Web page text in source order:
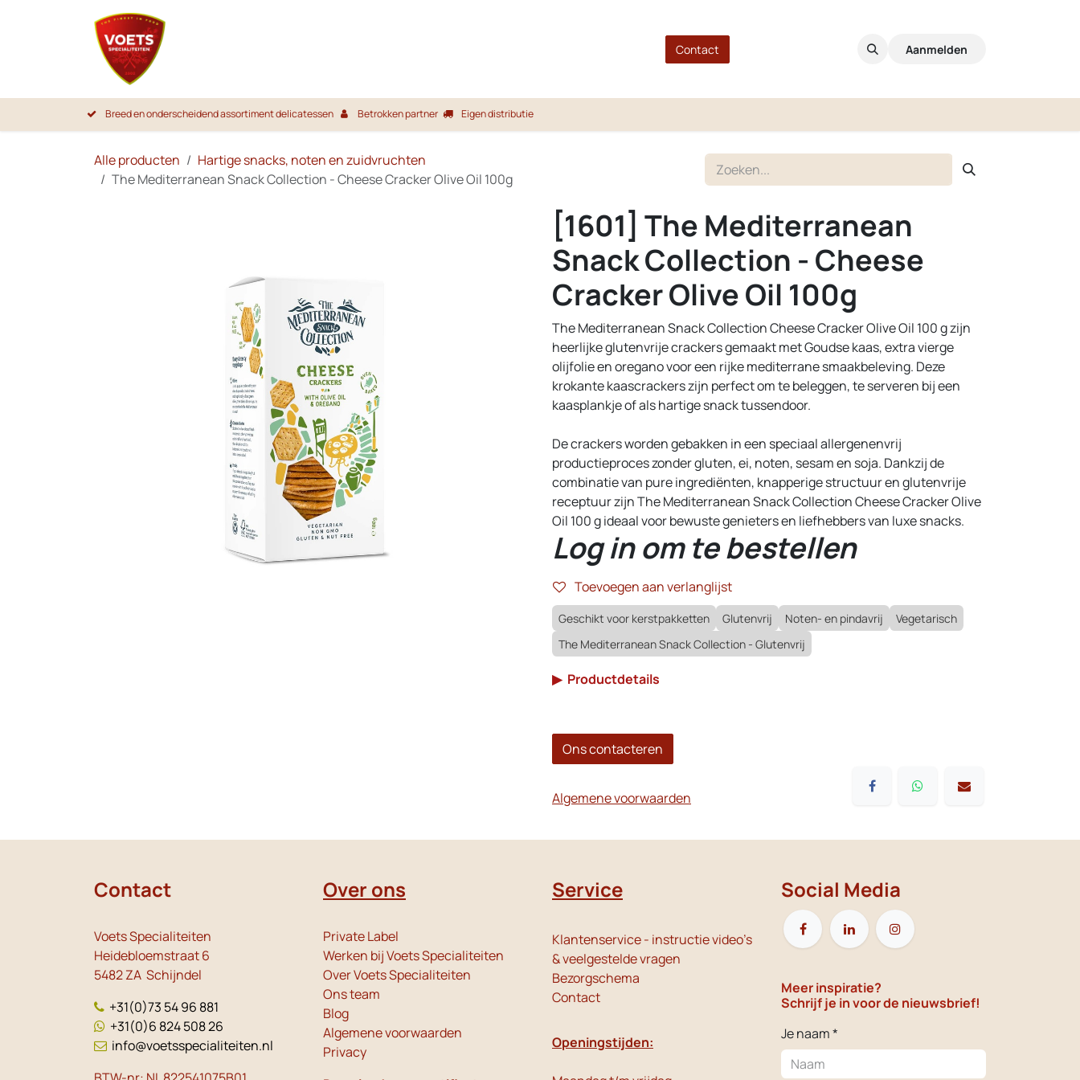
Overslaan naar inhoud
Contact Aanmelden
Breed en onderscheidend assortiment delicatessen Betrokken partner Eigen distributie
Alle producten
Hartige snacks, noten en zuidvruchten
The Mediterranean Snack Collection - Cheese Cracker Olive Oil 100g
[1601] The Mediterranean
Snack Collection - Cheese
Cracker Olive Oil 100g
The Mediterranean Snack Collection Cheese Cracker Olive Oil 100 g zijn
heerlijke glutenvrije crackers gemaakt met Goudse kaas, extra vierge
olijfolie en oregano voor een rijke mediterrane smaakbeleving. Deze
krokante kaascrackers zijn perfect om te beleggen, te serveren bij een
kaasplankje of als hartige snack tussendoor.
De crackers worden gebakken in een speciaal allergenenvrij
productieproces zonder gluten, ei, noten, sesam en soja. Dankzij de
combinatie van pure ingrediënten, knapperige structuur en glutenvrije
receptuur zijn The Mediterranean Snack Collection Cheese Cracker Olive
Oil 100 g ideaal voor bewuste genieters en liefhebbers van luxe snacks.
Log in om te bestellen
Toevoegen aan verlanglijst
Geschikt voor kerstpakketten Glutenvrij Noten- en pindavrij
Vegetarisch
The Mediterranean Snack Collection - Glutenvrij
▶ Productdetails
Ons contacteren
Algemene voorwaarden
Contact
Voets Specialiteiten
Heidebloemstraat 6
5482 ZA Schijndel
+31(0)73 54 96 881
+31(0)6 824 508 26
info@voetsspecialiteiten.nl
Over ons
Private Label
Werken bij Voets Specialiteiten
Over Voets Specialiteiten
Ons team
Blog
Algemene voorwaarden
Privacy
Service
Klantenservice - instructie video's
& veelgestelde vragen
Bezorgschema
Contact
Openingstijden:
Social Media
Meer inspiratie?
Schrijf je in voor de nieuwsbrief!
Je naam *